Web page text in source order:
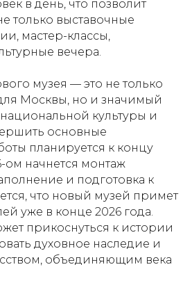
в день, что позволит
только выставочные
мастер-классы,
вечера.
музея — это не только
Москвы, но и значимый
культуры и
основные
планируется к концу
ом начнется монтаж
и подготовка к
что новый музей примет
уже в конце 2026 года.
прикоснуться к истории
духовное наследие и
объединяющим века